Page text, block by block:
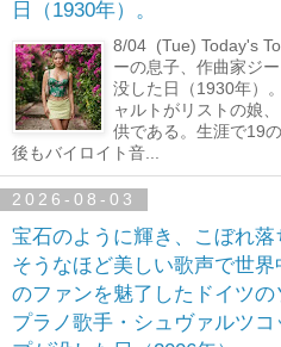
日（1930年）。
8/04 (Tue) Today's
ーの息子、作曲家ジ
没した日（1930年）
ャルトがリストの娘
供である。生涯で19
後もバイロイト音...
2026-08-03
宝石のように輝き、こぼれ落
そうなほど美しい歌声で世界
のファンを魅了したドイツの
プラノ歌手・シュヴァルツコ